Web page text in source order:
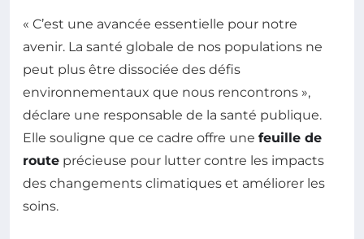
« C’est une avancée essentielle pour notre
avenir. La santé globale de nos populations ne
peut plus être dissociée des défis
environnementaux que nous rencontrons »,
déclare une responsable de la santé publique.
Elle souligne que ce cadre offre une feuille de
route précieuse pour lutter contre les impacts
des changements climatiques et améliorer les
soins.